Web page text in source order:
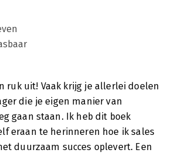
ruk uit! Vaak krijg je allerlei doelen
die je eigen manier van
gaan staan. Ik heb dit boek
eraan te herinneren hoe ik sales
duurzaam succes oplevert. Een